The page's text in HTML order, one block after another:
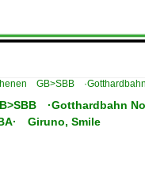
GB>SBB ·Gotthardbahn
·Gotthardbahn
Giruno, Smile